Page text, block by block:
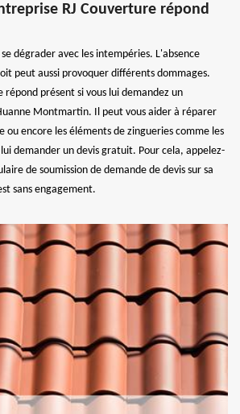
RJ Couverture répond
dégrader avec les intempéries. L'absence
peut aussi provoquer différents dommages.
répond présent si vous lui demandez un
Montmartin. Il peut vous aider à réparer
ou encore les éléments de zingueries comme les
demander un devis gratuit. Pour cela, appelez-
de soumission de demande de devis sur sa
sans engagement.